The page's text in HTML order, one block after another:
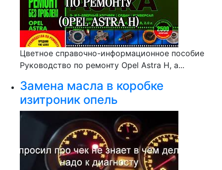
Цветное справочно-информационное пособие
Руководство по ремонту Opel Astra H, а...
Замена масла в коробке
изитроник опель